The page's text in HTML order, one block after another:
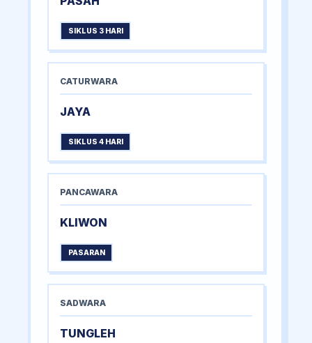
SIKLUS 3 HARI
CATURWARA
JAYA
SIKLUS 4 HARI
PANCAWARA
KLIWON
PASARAN
SADWARA
TUNGLEH